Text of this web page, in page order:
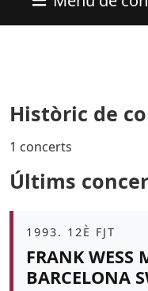
Històric de
1 concerts
Últims
Àmbit
1993. 12È FJT
FRANK WESS
BARCELONA